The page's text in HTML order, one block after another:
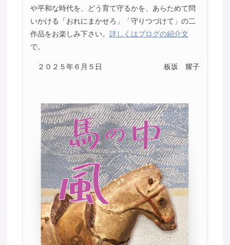
や平和な時代を、どう育て守るかを、あらためて問
いかける「おれにまかせろ」「守りつづけて」の二
作品をお楽しみ下さい。 詳しくはブログの紹介文
で。
２０２５年６月５日 板坂 耀子